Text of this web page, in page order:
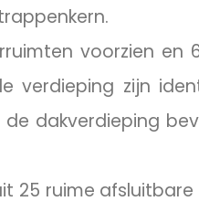
voorzien
verdieping zijn
dakverdieping
25 ruime